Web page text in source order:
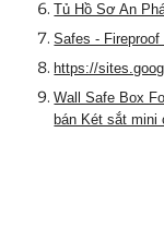
Tủ Hồ Sơ An
Safes -
https://
Wall Safe Box
bán Két sắt mini